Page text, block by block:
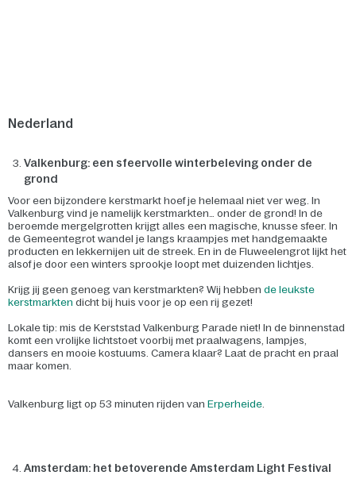
Nederland
Valkenburg: een sfeervolle winterbeleving onder de
grond
Voor een bijzondere kerstmarkt hoef je helemaal niet ver weg. In
Valkenburg vind je namelijk kerstmarkten… onder de grond! In de
beroemde mergelgrotten krijgt alles een magische, knusse sfeer. In
de Gemeentegrot wandel je langs kraampjes met handgemaakte
producten en lekkernijen uit de streek. En in de Fluweelengrot lijkt het
alsof je door een winters sprookje loopt met duizenden lichtjes.
Krijg jij geen genoeg van kerstmarkten? Wij hebben de leukste
kerstmarkten dicht bij huis voor je op een rij gezet!
Lokale tip: mis de Kerststad Valkenburg Parade niet! In de binnenstad
komt een vrolijke lichtstoet voorbij met praalwagens, lampjes,
dansers en mooie kostuums. Camera klaar? Laat de pracht en praal
maar komen.
Valkenburg ligt op 53 minuten rijden van Erperheide.
Amsterdam: het betoverende Amsterdam Light Festival